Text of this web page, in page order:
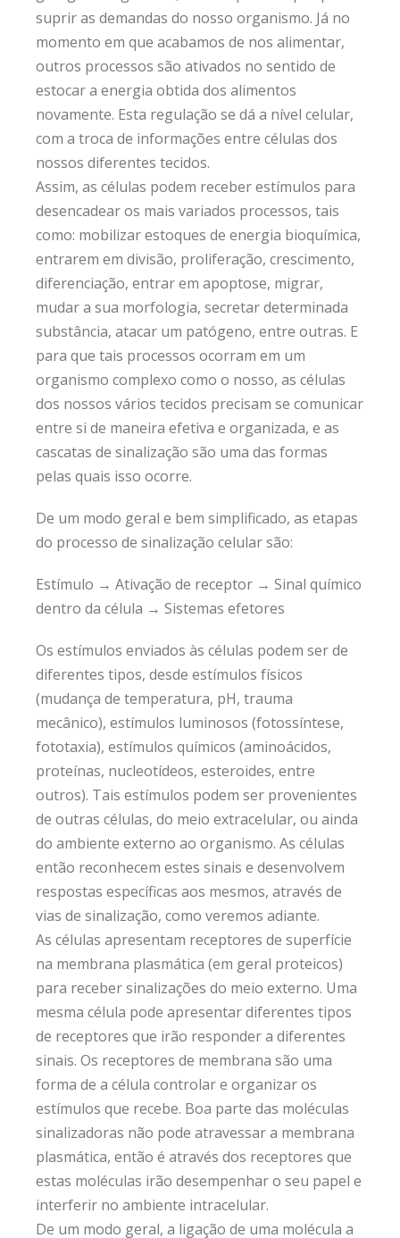
suprir as demandas do nosso organismo. Já no
momento em que acabamos de nos alimentar,
outros processos são ativados no sentido de
estocar a energia obtida dos alimentos
novamente. Esta regulação se dá a nível celular,
com a troca de informações entre células dos
nossos diferentes tecidos.
Assim, as células podem receber estímulos para
desencadear os mais variados processos, tais
como: mobilizar estoques de energia bioquímica,
entrarem em divisão, proliferação, crescimento,
diferenciação, entrar em apoptose, migrar,
mudar a sua morfologia, secretar determinada
substância, atacar um patógeno, entre outras. E
para que tais processos ocorram em um
organismo complexo como o nosso, as células
dos nossos vários tecidos precisam se comunicar
entre si de maneira efetiva e organizada, e as
cascatas de sinalização são uma das formas
pelas quais isso ocorre.
De um modo geral e bem simplificado, as etapas
do processo de sinalização celular são:
Estímulo → Ativação de receptor → Sinal químico
dentro da célula → Sistemas efetores
Os estímulos enviados às células podem ser de
diferentes tipos, desde estímulos físicos
(mudança de temperatura, pH, trauma
mecânico), estímulos luminosos (fotossíntese,
fototaxia), estímulos químicos (aminoácidos,
proteínas, nucleotídeos, esteroides, entre
outros). Tais estímulos podem ser provenientes
de outras células, do meio extracelular, ou ainda
do ambiente externo ao organismo. As células
então reconhecem estes sinais e desenvolvem
respostas específicas aos mesmos, através de
vias de sinalização, como veremos adiante.
As células apresentam receptores de superfície
na membrana plasmática (em geral proteicos)
para receber sinalizações do meio externo. Uma
mesma célula pode apresentar diferentes tipos
de receptores que irão responder a diferentes
sinais. Os receptores de membrana são uma
forma de a célula controlar e organizar os
estímulos que recebe. Boa parte das moléculas
sinalizadoras não pode atravessar a membrana
plasmática, então é através dos receptores que
estas moléculas irão desempenhar o seu papel e
interferir no ambiente intracelular.
De um modo geral, a ligação de uma molécula a